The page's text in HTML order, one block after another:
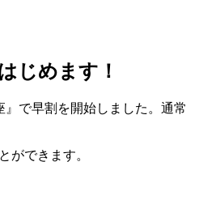
じめます！
で早割を開始しました。通常
ができます。